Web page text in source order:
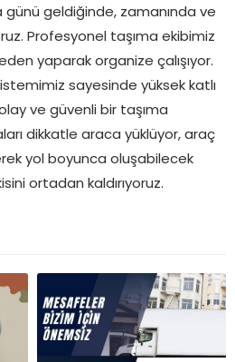
günü geldiğinde, zamanında ve
Profesyonel taşıma ekibimiz
yaparak organize çalışıyor.
sayesinde yüksek katlı
ve güvenli bir taşıma
dikkatle araca yüklüyor, araç
yol boyunca oluşabilecek
ortadan kaldırıyoruz.